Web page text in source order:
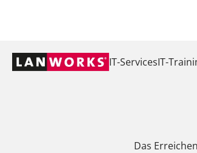
überspringen
IT-ServicesIT-
Das